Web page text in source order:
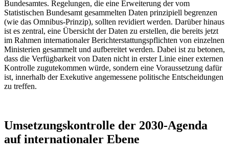
Bundesamtes. Regelungen, die eine Erweiterung der vom
Statistischen Bundesamt gesammelten Daten prinzipiell begrenzen
(wie das Omnibus-Prinzip), sollten revidiert werden. Darüber hinaus
ist es zentral, eine Übersicht der Daten zu erstellen, die bereits jetzt
im Rahmen internationaler Berichterstattungspflichten von einzelnen
Ministerien gesammelt und aufbereitet werden. Dabei ist zu betonen,
dass die Verfügbarkeit von Daten nicht in erster Linie einer externen
Kontrolle zugutekommen würde, sondern eine Voraussetzung dafür
ist, innerhalb der Exekutive angemessene politische Entscheidungen
zu treffen.
Umsetzungskontrolle der 2030-Agenda
auf internationaler Ebene